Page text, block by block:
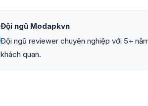
Đội ngũ Modapkvn
Đội ngũ reviewer chuyên nghiệp với 5+
khách quan.